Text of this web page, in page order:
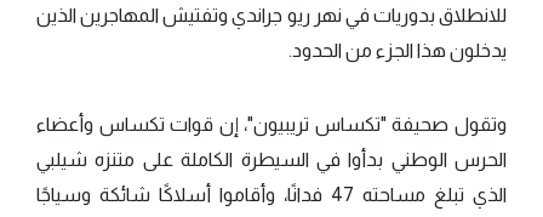
للانطلاق بدوريات في نهر ريو جراندي وتفتيش المهاجرين الذين
يدخلون هذا الجزء من الحدود.
وتقول صحيفة "تكساس تريبيون"، إن قوات تكساس وأعضاء
الحرس الوطني بدأوا في السيطرة الكاملة على متنزه شيلبي
الذي تبلغ مساحته 47 فدانًا، وأقاموا أسلاكًا شائكة وسياجًا